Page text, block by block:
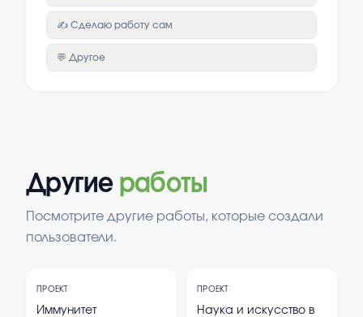
✍️ Сделаю работу сам
💬 Другое
Другие работы
Посмотрите другие работы, которые создали
пользователи.
ПРОЕКТ
Иммунитет
ПРОЕКТ
Наука и искусство в